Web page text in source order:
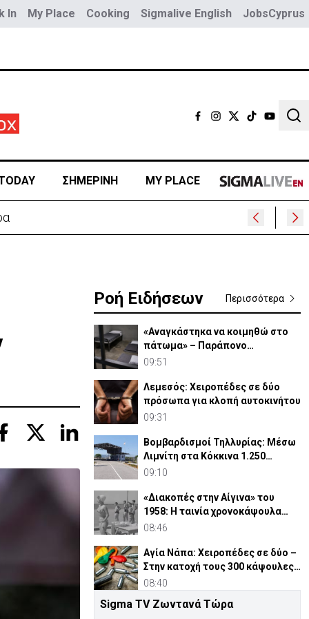
In My Place Cooking Sigmalive English JobsCyprus
ΣΗΜΕΡΙΝΗ MY PLACE
Ροή Ειδήσεων Περισσότερα
«Αναγκάστηκα να κοιμηθώ στο
πάτωμα» – Παράπονο
κρατούμενου ενώπιον
09:51
Λεμεσός: Χειροπέδες σε δύο
πρόσωπα για κλοπή αυτοκινήτου
09:31
Βομβαρδισμοί Τηλλυρίας: Μέσω
Λιμνίτη στα Κόκκινα 1.250
Τουρκοκύπριοι
09:10
«Διακοπές στην Αίγινα» του
1958: Η ταινία χρονοκάψουλα
μιας Ελλάδας που χάθηκε
08:46
Αγία Νάπα: Χειροπέδες σε δύο –
Στην κατοχή τους 300 κάψουλες
«laughing gas»
08:40
Κολομβία: Ο Αμπελάρδο ντε λα
Sigma TV Ζωντανά Τώρα